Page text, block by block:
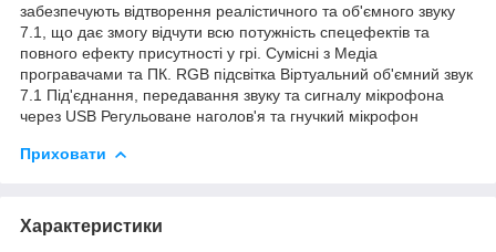
забезпечують відтворення реалістичного та об'ємного звуку
7.1, що дає змогу відчути всю потужність спецефектів та
повного ефекту присутності у грі. Сумісні з Медіа
програвачами та ПК. RGB підсвітка Віртуальний об'ємний звук
7.1 Під'єднання, передавання звуку та сигналу мікрофона
через USB Регульоване наголов'я та гнучкий мікрофон
Приховати
Характеристики